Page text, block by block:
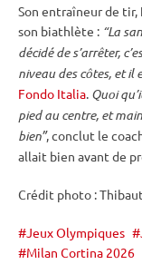
Son entraîneur de tir,
son biathlète : “La
décidé de s’arrêter,
niveau des côtes, et il
Fondo Italia. Quoi
pied au centre, et
bien”, conclut le
allait bien avant de
Crédit photo :
Jeux Olympiques
Milan Cortina 2026